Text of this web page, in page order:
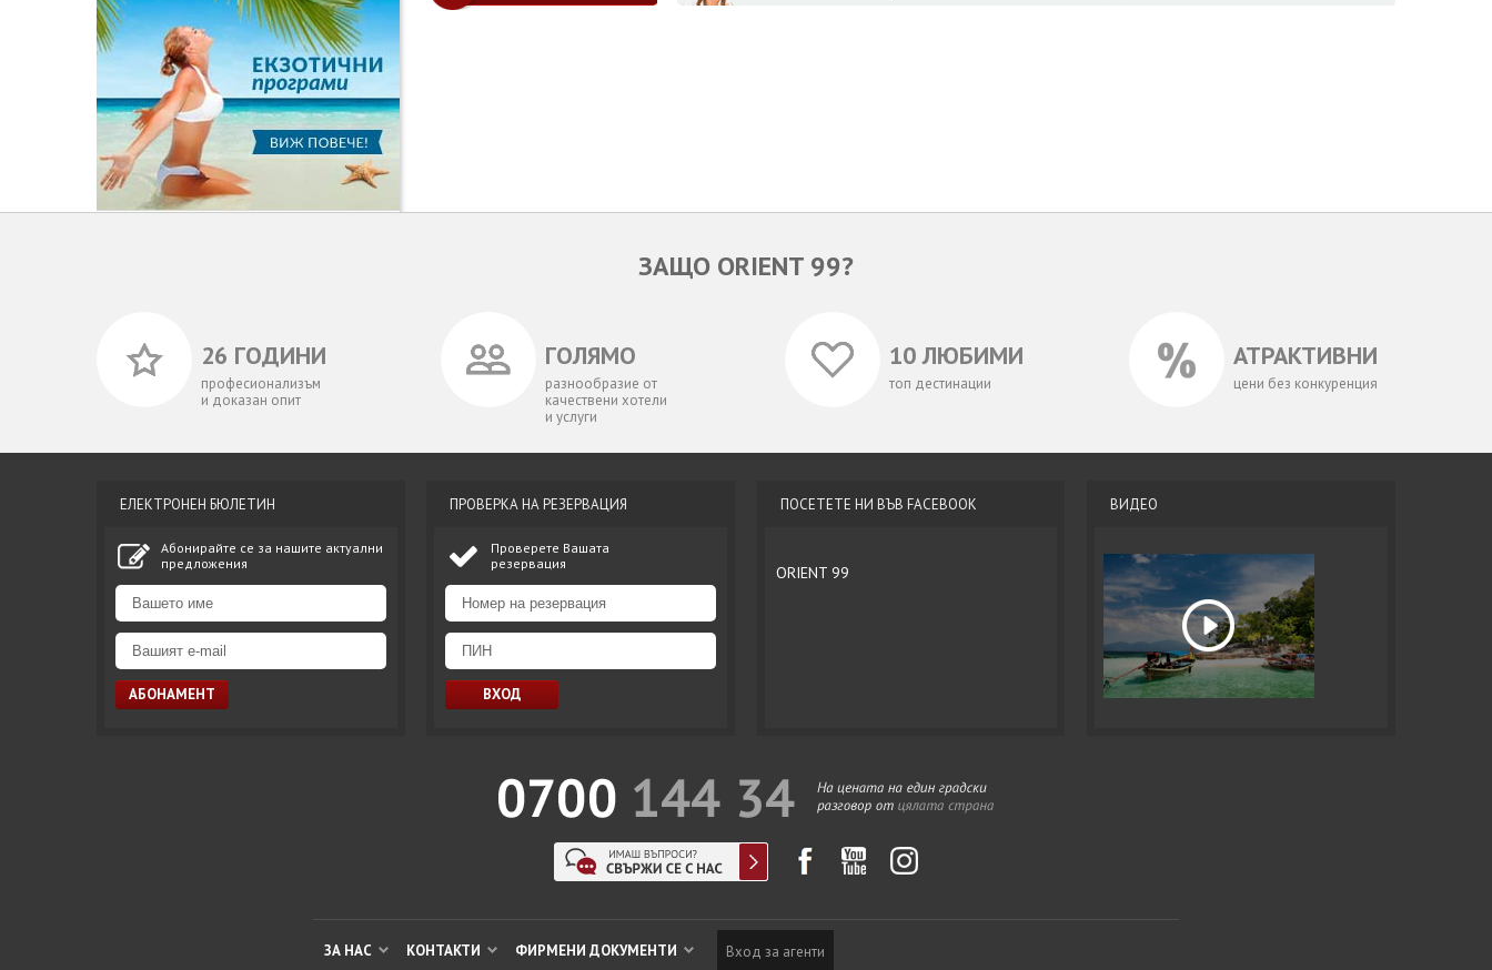
ЗАЩО ORIENT 99?
26 ГОДИНИ
професионализъм
и доказан опит
ГОЛЯМО
разнообразие от
качествени хотели
и услуги
10 ЛЮБИМИ
топ дестинации
АТРАКТИВНИ
цени без конкуренция
ЕЛЕКТРОНЕН БЮЛЕТИН
Абонирайте се за нашите актуални
предложения
ПРОВЕРКА НА РЕЗЕРВАЦИЯ
Проверете Вашата
резервация
ПОСЕТЕТЕ НИ ВЪВ FACEBOOK
ORIENT 99
ВИДЕО
ЗА НАС КОНТАКТИ ФИРМЕНИ ДОКУМЕНТИ Вход за агенти